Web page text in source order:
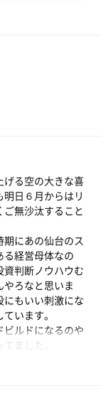
げる空の大きな喜
日６月からはリ
無沙汰すること
にあの仙台のス
る経営母体なの
判断ノウハウむ
ろなと思いま
もいい刺激にな
います。
ルドになるのや
ました。
）２１時と２２
呂に浸り、露天